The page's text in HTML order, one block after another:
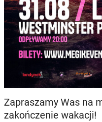
Zapraszamy Was na
zakończenie wakacji!